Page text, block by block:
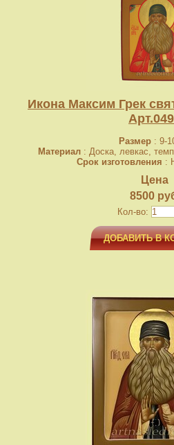
Икона Максим Грек
Размер : 9-
Материал: Доска, левкас,
Срок изготовления :
Цена
8500
Кол-во:
ДОБАВИТЬ В